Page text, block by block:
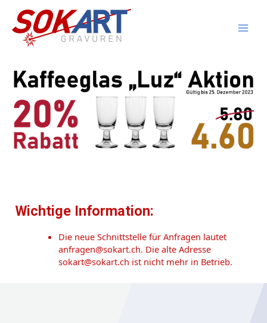
Wichtige Information:
Die neue Schnittstelle für Anfragen lautet
anfragen@sokart.ch. Die alte Adresse
sokart@sokart.ch ist nicht mehr in Betrieb.